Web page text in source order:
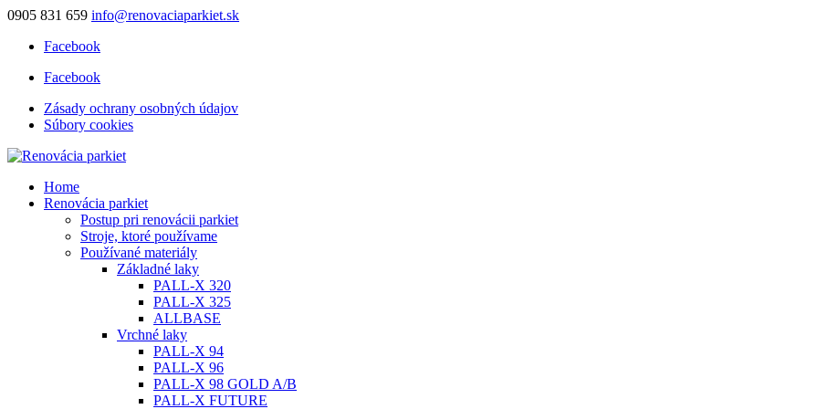
0905 831 659 info@renovaciaparkiet.sk
Facebook
Facebook
Zásady ochrany osobných údajov
Súbory cookies
Home
Renovácia parkiet
Postup pri renovácii parkiet
Stroje, ktoré používame
Používané materiály
Základné laky
PALL-X 320
PALL-X 325
ALLBASE
Vrchné laky
PALL-X 94
PALL-X 96
PALL-X 98 GOLD A/B
PALL-X FUTURE